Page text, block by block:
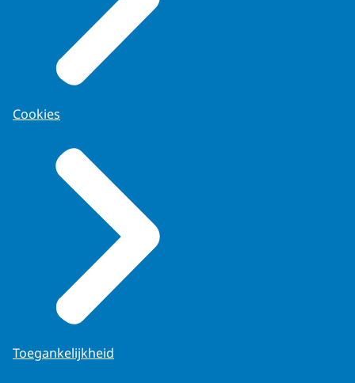
Cookies
Toegankelijkheid